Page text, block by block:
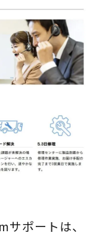
ポートは、